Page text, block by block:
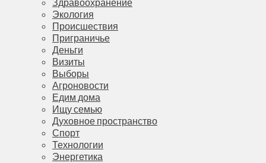
Экология
Происшествия
Приграничье
Деньги
Визиты
Выборы
Агроновости
Едим дома
Ищу семью
Духовное пространство
Спорт
Технологии
Энергетика